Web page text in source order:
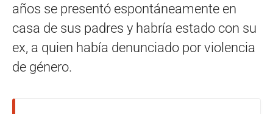
años se presentó espontáneamente en
casa de sus padres y habría estado con su
ex, a quien había denunciado por violencia
de género.